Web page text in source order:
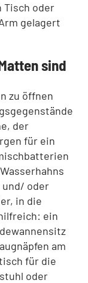
Tisch oder
gelagert
sind
zu öffnen
der
für ein
oder
in die
ein
am
für die
oder